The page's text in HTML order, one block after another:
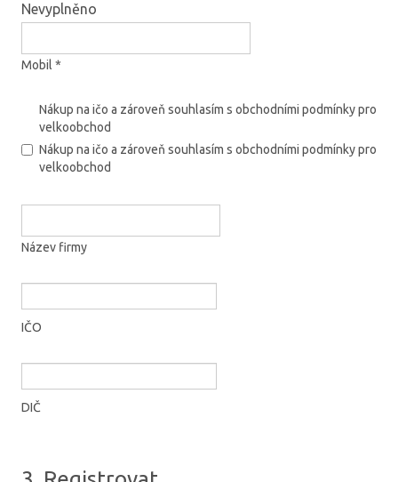
Nevyplněno
Mobil *
Nákup na ičo a zároveň souhlasím s obchodními podmínky pro
velkoobchod
Nákup na ičo a zároveň souhlasím s obchodními podmínky pro
velkoobchod
Název firmy
IČO
DIČ